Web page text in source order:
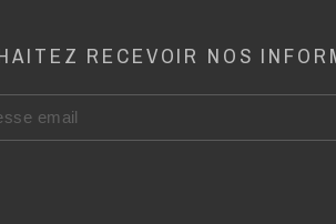
RECEVOIR NOS